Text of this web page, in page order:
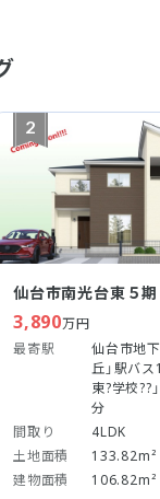
2
仙台市南光台東５
3,890万円
最寄駅
仙台市地
丘」駅バ
東?学校??
分
間取り
4LDK
土地面積
133.82m²
建物面積
106.82m²